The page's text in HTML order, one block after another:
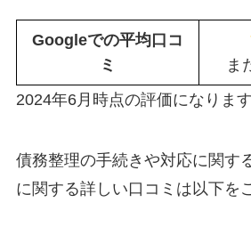
Googleでの平均口コ
ミ
ま
2024年6月時点の評価になります
債務整理の手続きや対応に関す
に関する詳しい口コミは以下を